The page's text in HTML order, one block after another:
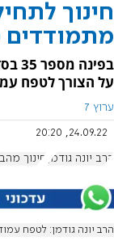
חינוך
על הצורך לטפח
ערוץ 7
24.09.22, 20:20
הרב יונה גודמן חינוך
הרב יונה גודמן: לטפח